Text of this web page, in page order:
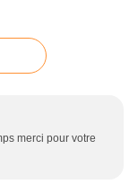
merci pour votre